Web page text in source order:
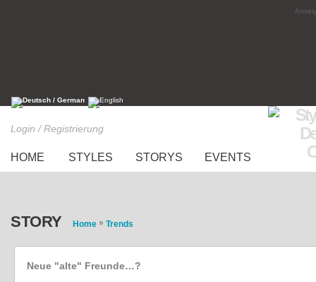
Login / Registrierung
HOME STYLES STORYS EVENTS
STORY Home » Trends
Neue "alte" Freunde…?